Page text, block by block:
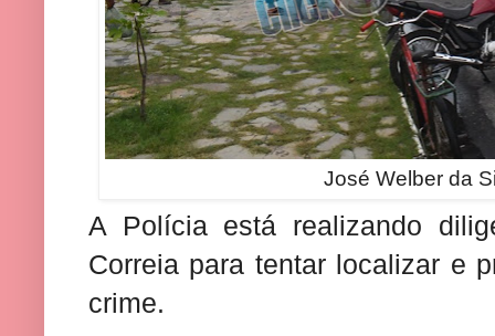
José Welber da
A Polícia está realizando
Correia para tentar localizar e
crime.